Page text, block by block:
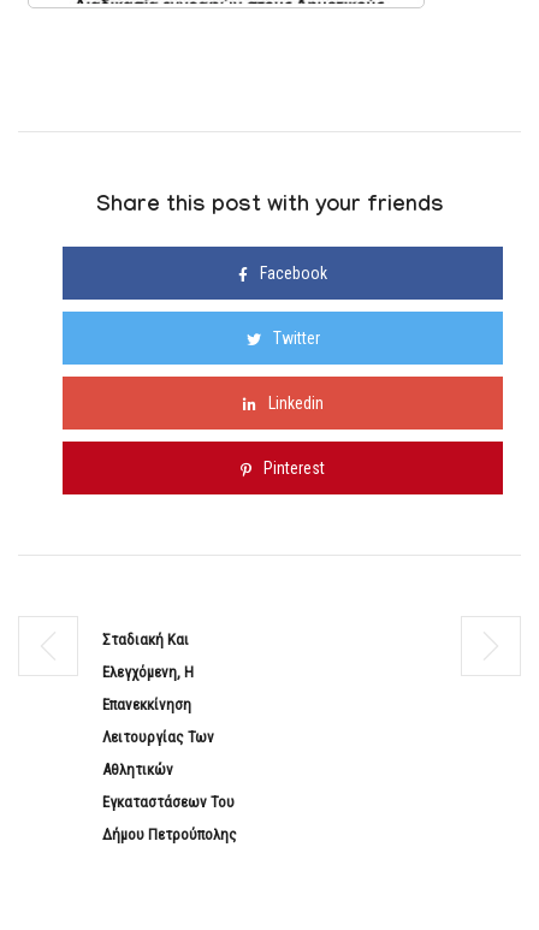
Share this post with your friends
Facebook
Twitter
Linkedin
Pinterest
Σταδιακή Και
Ελεγχόμενη, Η
Επανεκκίνηση
Λειτουργίας Των
Αθλητικών
Εγκαταστάσεων Του
Δήμου Πετρούπολης